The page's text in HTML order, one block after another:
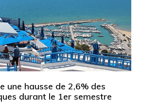
une hausse de 2,6% des
durant le 1er semestre